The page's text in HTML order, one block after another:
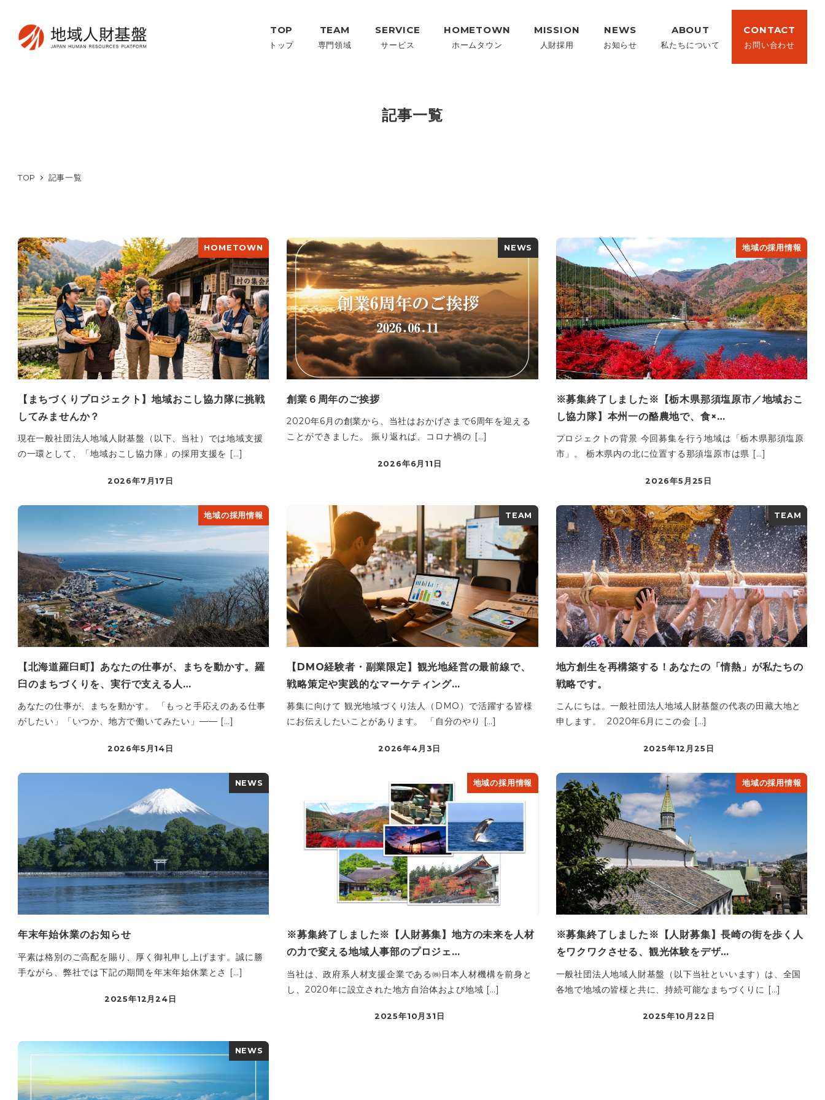
TOP
トップ
TEAM
専門領域
SERVICE
サービス
HOMETOWN
ホームタウン
MISSION
人財採用
NEWS
お知らせ
ABOUT
私たちについて
CONTACT
お問い合わせ
記事一覧
TOP 記事一覧
HOMETOWN
【まちづくりプロジェクト】地域おこし協力隊に挑戦
してみませんか？
現在一般社団法人地域人財基盤（以下、当社）では地域支援
の一環として、「地域おこし協力隊」の採用支援を […]
2026年7月17日
NEWS
創業６周年のご挨拶
2020年6月の創業から、当社はおかげさまで6周年を迎える
ことができました。 振り返れば、コロナ禍の […]
2026年6月11日
地域の採用情報
※募集終了しました※【栃木県那須塩原市／地域おこ
し協力隊】本州一の酪農地で、食×…
プロジェクトの背景 今回募集を行う地域は「栃木県那須塩原
市」。 栃木県内の北に位置する那須塩原市は県 […]
2026年5月25日
地域の採用情報
【北海道羅臼町】あなたの仕事が、まちを動かす。羅
臼のまちづくりを、実行で支える人…
あなたの仕事が、まちを動かす。 「もっと手応えのある仕事
がしたい」「いつか、地方で働いてみたい」—— […]
2026年5月14日
TEAM
【DMO経験者・副業限定】観光地経営の最前線で、
戦略策定や実践的なマーケティング…
募集に向けて 観光地域づくり法人（DMO）で活躍する皆様
にお伝えしたいことがあります。 「自分のやり […]
2026年4月3日
TEAM
地方創生を再構築する！あなたの「情熱」が私たちの
戦略です。
こんにちは。一般社団法人地域人財基盤の代表の田藏大地と
申します。 2020年6月にこの会 […]
2025年12月25日
NEWS
年末年始休業のお知らせ
平素は格別のご高配を賜り、厚く御礼申し上げます。誠に勝
手ながら、弊社では下記の期間を年末年始休業とさ […]
2025年12月24日
地域の採用情報
※募集終了しました※【人財募集】地方の未来を人材
の力で変える地域人事部のプロジェ…
当社は、政府系人材支援企業である㈱日本人材機構を前身と
し、2020年に設立された地方自治体および地域 […]
2025年10月31日
地域の採用情報
※募集終了しました※【人財募集】長崎の街を歩く人
をワクワクさせる、観光体験をデザ…
一般社団法人地域人財基盤（以下当社といいます）は、全国
各地で地域の皆様と共に、持続可能なまちづくりに […]
2025年10月22日
NEWS